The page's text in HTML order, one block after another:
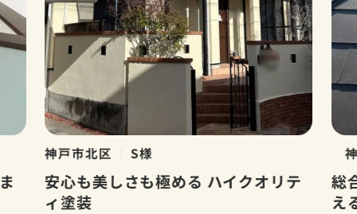
神戸市北区 S様
安心も美しさも極める ハイクオリテ
ィ塗装
総
え